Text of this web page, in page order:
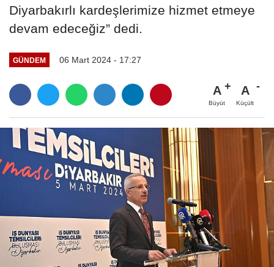
Diyarbakırlı kardeşlerimize hizmet etmeye
devam edeceğiz” dedi.
GÜNDEM 06 Mart 2024 - 17:27
A
Büyüt
A
Küçült